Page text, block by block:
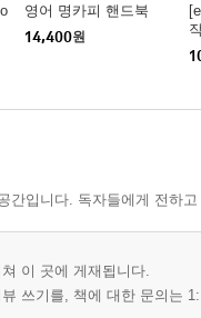
영어 명카피 핸드북
14,400원
간입니다. 독자들에게 전하
이 곳에 게재됩니다.
쓰기를, 책에 대한 문의는